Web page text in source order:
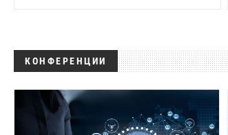
КОНФЕРЕНЦИИ